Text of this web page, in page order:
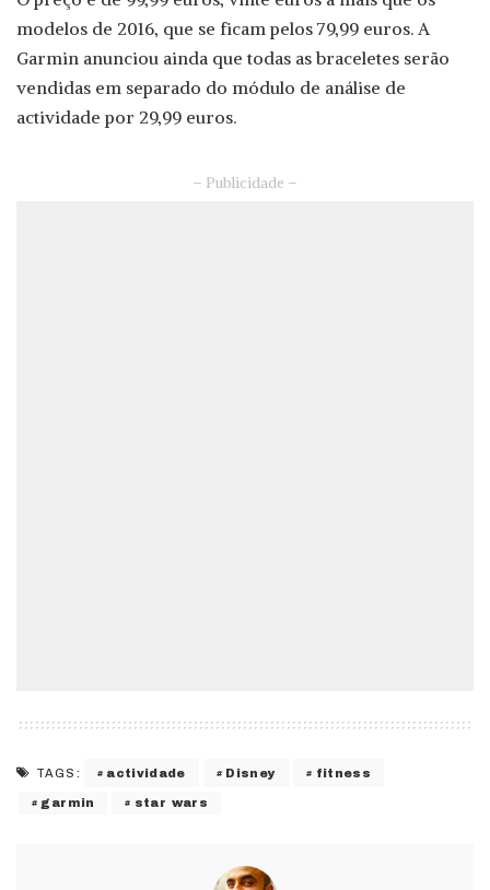
modelos de 2016, que se ficam pelos 79,99 euros. A
Garmin anunciou ainda que todas as braceletes serão
vendidas em separado do módulo de análise de
actividade por 29,99 euros.
– Publicidade –
TAGS: actividade Disney fitness
garmin star wars